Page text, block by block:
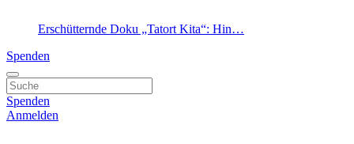
Erschütternde Doku „Tatort Kita“: Hin…
Spenden
Spenden
Anmelden